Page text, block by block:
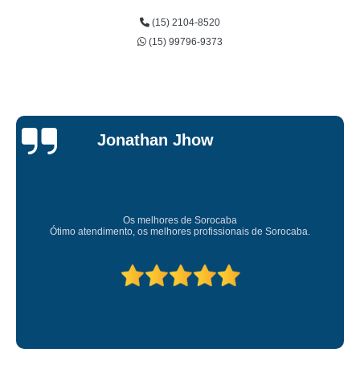
(15) 2104-8520
(15) 99796-9373
Carvalho
Super recomendo!
Amei o atendimento. Preco super bom. Superou minhas
Deixou o meu bem super arrumadinhooo recomendo!